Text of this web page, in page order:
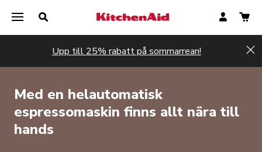
Upp till 25% rabatt på sommarrean!
Med en helautomatisk
espressomaskin finns allt nära till
hands